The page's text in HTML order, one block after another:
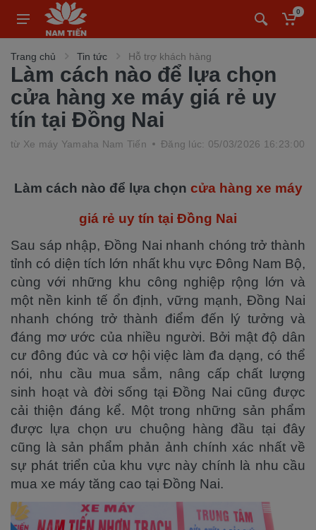
0
Trang chủ Tin tức Hỗ trợ khách hàng
Làm cách nào để lựa chọn
cửa hàng xe máy giá rẻ uy
tín tại Đồng Nai
từ Xe máy Yamaha Nam Tiến Đăng lúc: 05/03/2026 16:23:00
Làm cách nào để lựa chọn cửa hàng xe máy
giá rẻ uy tín tại Đồng Nai
Sau sáp nhập, Đồng Nai nhanh chóng trở thành
tỉnh có diện tích lớn nhất khu vực Đông Nam Bộ,
cùng với những khu công nghiệp rộng lớn và
một nền kinh tế ổn định, vững mạnh, Đồng Nai
nhanh chóng trở thành điểm đến lý tưởng và
đáng mơ ước của nhiều người. Bởi mật độ dân
cư đông đúc và cơ hội việc làm đa dạng, có thể
nói, nhu cầu mua sắm, nâng cấp chất lượng
sinh hoạt và đời sống tại Đồng Nai cũng được
cải thiện đáng kể. Một trong những sản phẩm
được lựa chọn ưu chuộng hàng đầu tại đây
cũng là sản phẩm phản ảnh chính xác nhất về
sự phát triển của khu vực này chính là nhu cầu
mua xe máy tăng cao tại Đồng Nai.